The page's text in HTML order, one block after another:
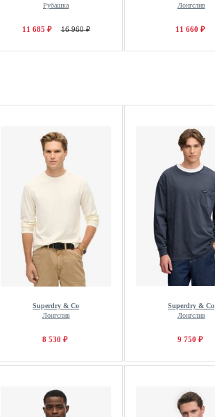
Рубашка
11 685 ₽ 16 960 ₽
Лонгслив
11 660 ₽
Superdry & Co
Лонгслив
8 530 ₽
Superdry & Co
Лонгслив
9 750 ₽